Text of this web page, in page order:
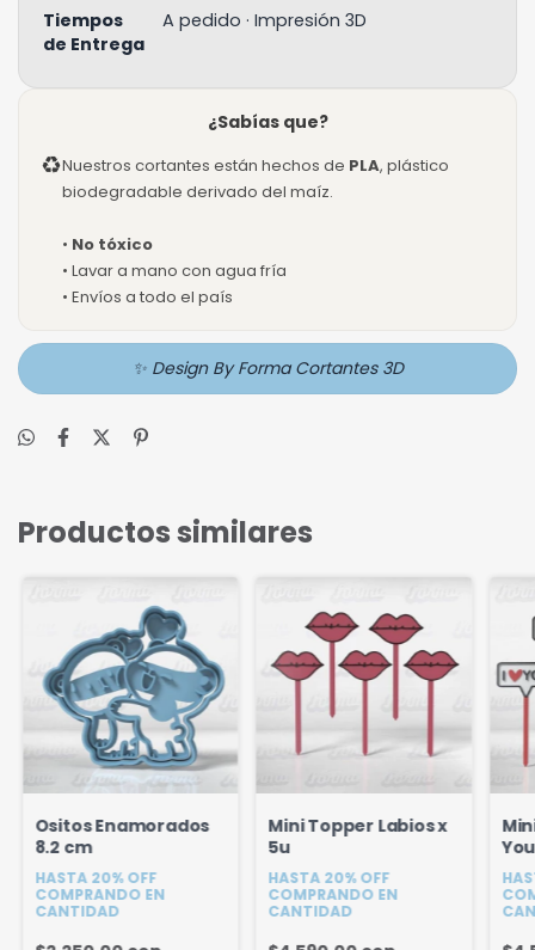
Tiempos
de Entrega
A pedido · Impresión 3D
¿Sabías que?
♻Nuestros cortantes están hechos de PLA, plástico
biodegradable derivado del maíz.
• No tóxico
• Lavar a mano con agua fría
• Envíos a todo el país
✨ Design By Forma Cortantes 3D
Productos similares
Ositos Enamorados
8.2 cm
HASTA 20% OFF
COMPRANDO EN
CANTIDAD
Mini Topper Labios x
5u
HASTA 20% OFF
COMPRANDO EN
CANTIDAD